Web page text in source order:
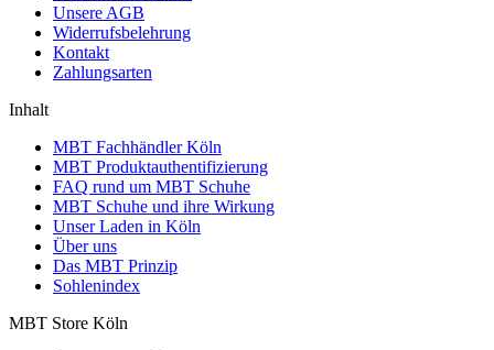
Unsere AGB
Widerrufsbelehrung
Kontakt
Zahlungsarten
Inhalt
MBT Fachhändler Köln
MBT Produktauthentifizierung
FAQ rund um MBT Schuhe
MBT Schuhe und ihre Wirkung
Unser Laden in Köln
Über uns
Das MBT Prinzip
Sohlenindex
MBT Store Köln